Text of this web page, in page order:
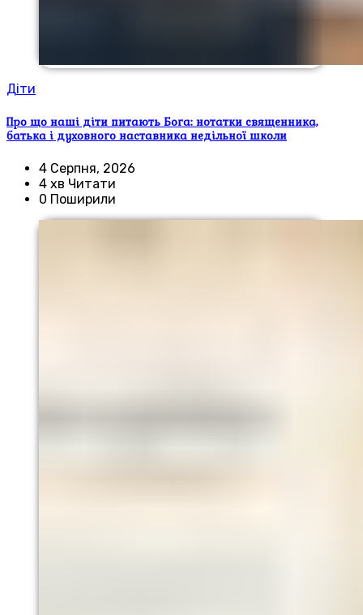
Діти
Про що наші діти питають Бога: нотатки священника,
батька і духовного наставника недільної школи
4 Серпня, 2026
4 хв Читати
0 Поширили